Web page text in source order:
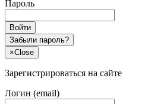
Пароль
Войти
Забыли пароль?
×Close
Зарегистрироваться на сайте
Логин (email)